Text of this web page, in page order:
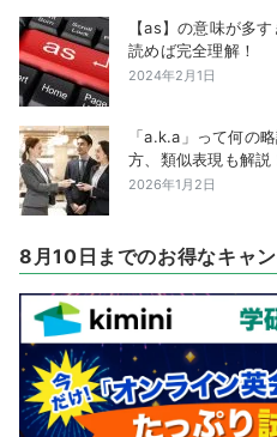
【as】の意味が多
読めば完全理解！
2024年2月1日
「a.k.a」って何の
方、類似表現も解説
2026年1月2日
8月10日までのお得なキャ